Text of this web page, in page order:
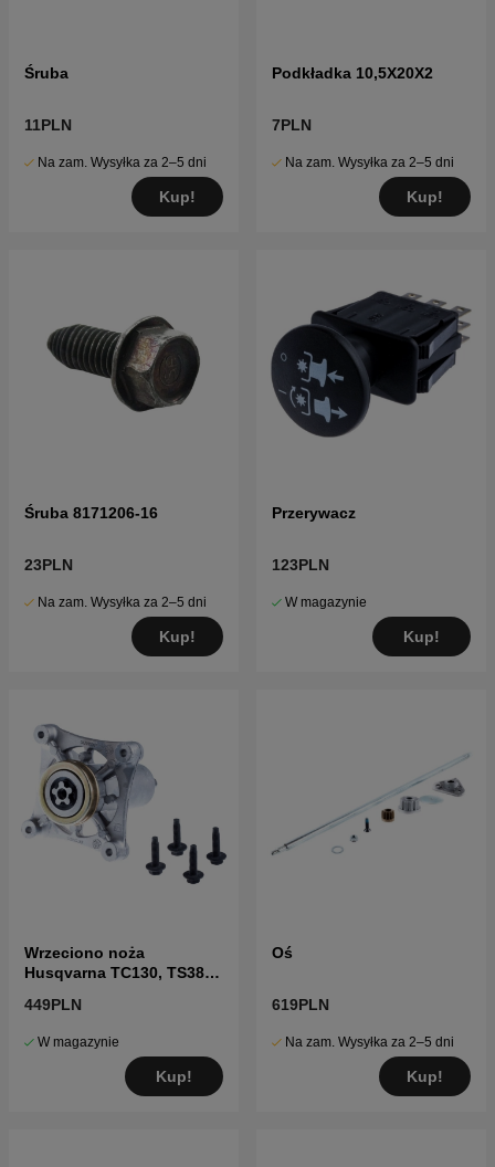
Śruba
11PLN
Na zam. Wysyłka za 2–5 dni
Kup!
Podkładka 10,5X20X2
7PLN
Na zam. Wysyłka za 2–5 dni
Kup!
Śruba 8171206-16
23PLN
Na zam. Wysyłka za 2–5 dni
Kup!
Przerywacz
123PLN
W magazynie
Kup!
Wrzeciono noża
Husqvarna TC130, TS38,
inne
449PLN
W magazynie
Kup!
Oś
619PLN
Na zam. Wysyłka za 2–5 dni
Kup!